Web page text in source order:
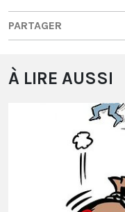
PARTAGER
À LIRE AUSSI